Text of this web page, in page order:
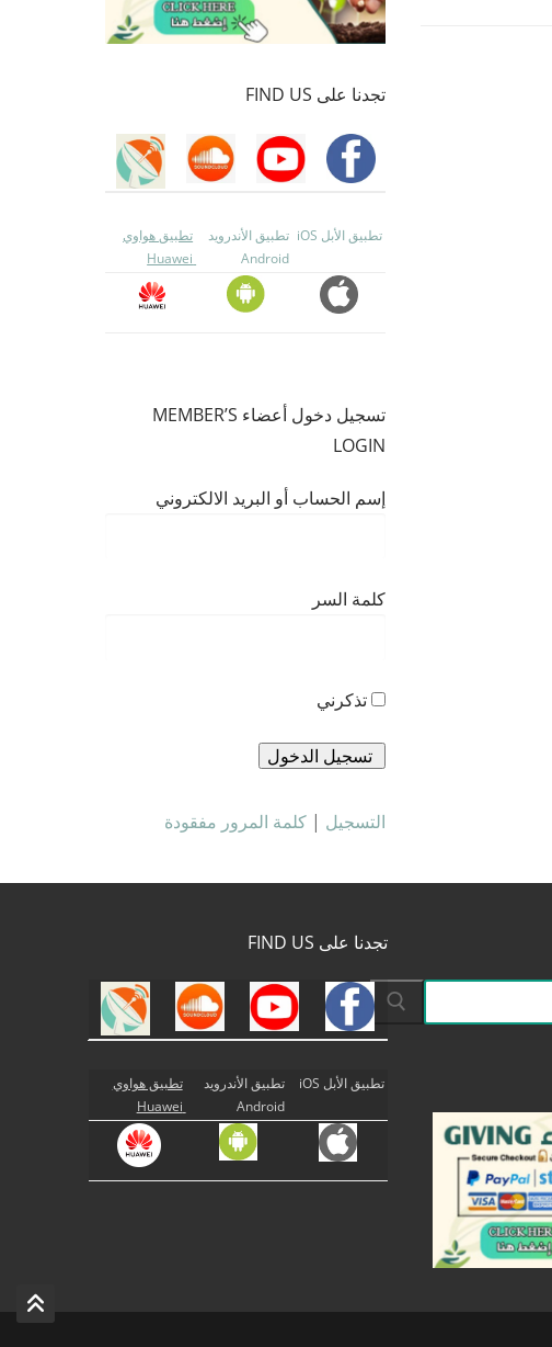
تجدنا على FIND US
تطبيق الأبل iOS
تطبيق الأندرويد
Android
تطبيق هواوي
تسجيل دخول أعضاء MEMBER’S
LOGIN
إسم الحساب أو البريد الالكتروني
كلمة السر
تذكرني
التسجيل | كلمة المرور مفقودة
تجدنا على FIND US
تطبيق الأبل iOS
تطبيق الأندرويد
Android
تطبيق هواوي